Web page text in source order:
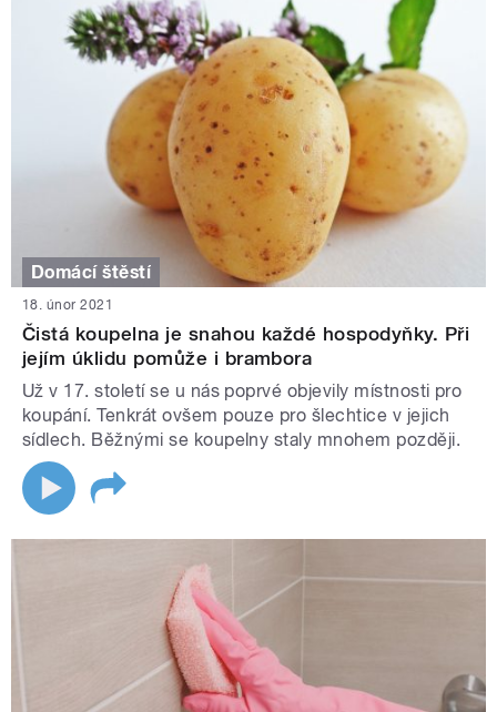
Domácí štěstí
18. únor 2021
Čistá koupelna je snahou každé hospodyňky. Při
jejím úklidu pomůže i brambora
Už v 17. století se u nás poprvé objevily místnosti pro
koupání. Tenkrát ovšem pouze pro šlechtice v jejich
sídlech. Běžnými se koupelny staly mnohem později.